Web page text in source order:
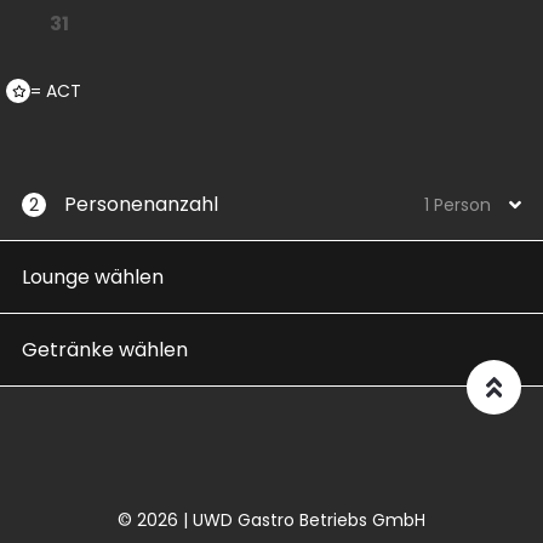
31
= ACT
2 Personenanzahl 1 Person
Lounge wählen
Getränke wählen
© 2026 | UWD Gastro Betriebs GmbH